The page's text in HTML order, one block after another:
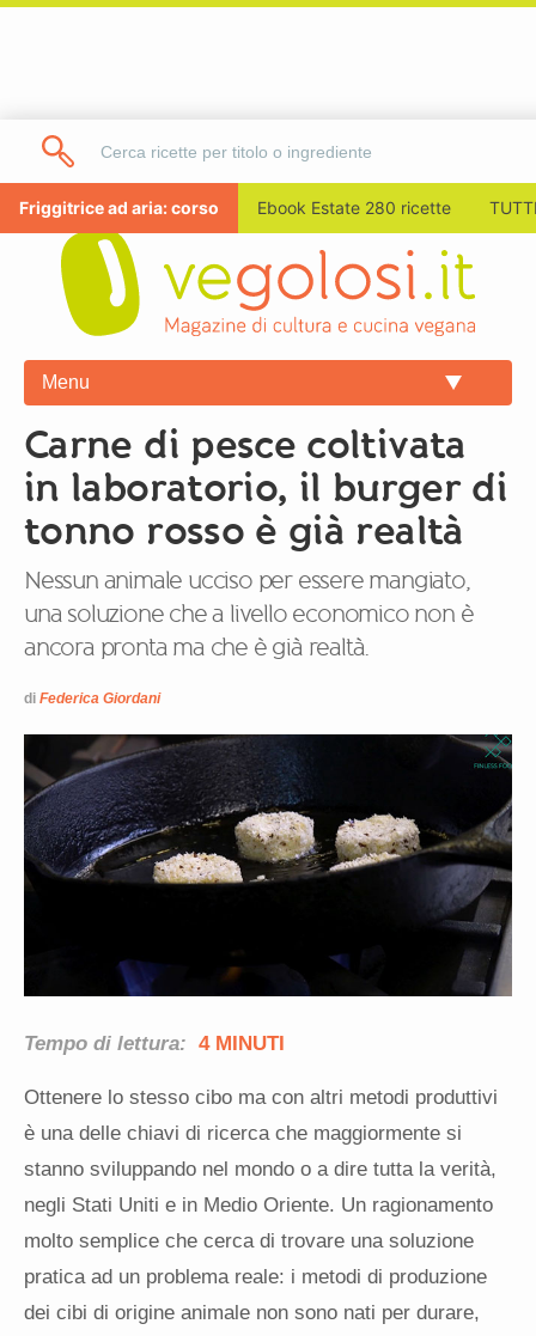
Friggitrice ad aria: corso Ebook Estate 280 ricette
Menu
Carne di pesce coltivata
in laboratorio, il burger di
tonno rosso è già realtà
Nessun animale ucciso per essere mangiato,
una soluzione che a livello economico non è
ancora pronta ma che è già realtà.
di Federica Giordani
Tempo di lettura: 4 MINUTI
Ottenere lo stesso cibo ma con altri metodi produttivi
è una delle chiavi di ricerca che maggiormente si
stanno sviluppando nel mondo o a dire tutta la verità,
negli Stati Uniti e in Medio Oriente. Un ragionamento
molto semplice che cerca di trovare una soluzione
pratica ad un problema reale: i metodi di produzione
dei cibi di origine animale non sono nati per durare,